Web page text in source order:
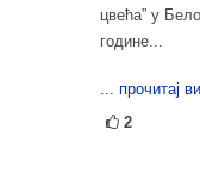
цвећа” у
године...
... прочитај
2